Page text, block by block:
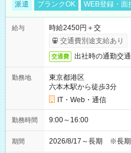
派遣 ブランクOK WEB登録・面
給与
時給2450円＋交
交通費別途支給あり
交通費 出社時の通勤交
勤務地
東京都港区
六本木駅から徒歩3分
IT・Web・通信
勤務時間 9:00～16:00
期間 2026/8/17～長期 ※長